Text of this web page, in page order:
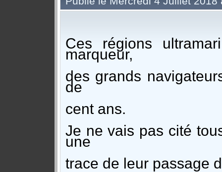
Ces régions
marqueur,
des grands
de
cent ans.
Je ne vais pas cité
une
trace de leur passage